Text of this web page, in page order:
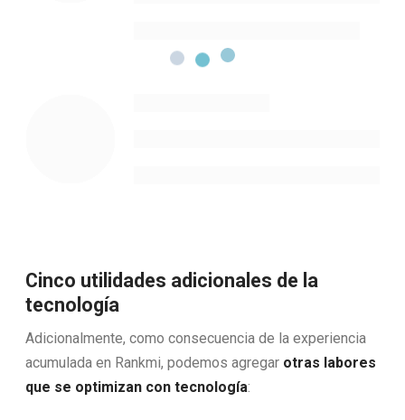
Cinco utilidades adicionales de la
tecnología
Adicionalmente, como consecuencia de la experiencia
acumulada en Rankmi, podemos agregar otras labores
que se optimizan con tecnología: